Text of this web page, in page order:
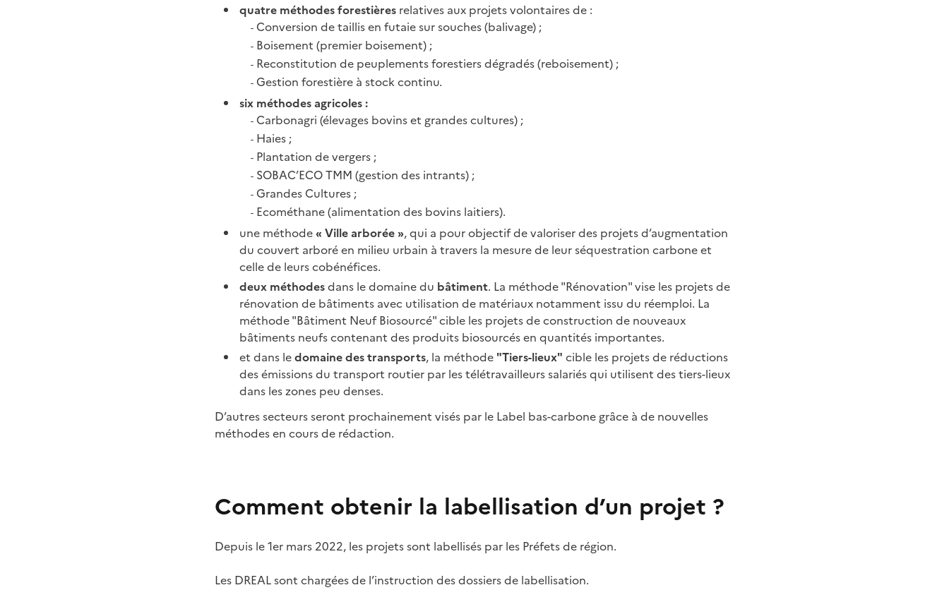
quatre méthodes forestières relatives aux projets volontaires de :
- Conversion de taillis en futaie sur souches (balivage) ;
- Boisement (premier boisement) ;
- Reconstitution de peuplements forestiers dégradés (reboisement) ;
- Gestion forestière à stock continu.
six méthodes agricoles :
- Carbonagri (élevages bovins et grandes cultures) ;
- Haies ;
- Plantation de vergers ;
- SOBAC’ECO TMM (gestion des intrants) ;
- Grandes Cultures ;
- Ecométhane (alimentation des bovins laitiers).
une méthode« Ville arborée », qui a pour objectif de valoriser des projets d’augmentation
du couvert arboré en milieu urbain à travers la mesure de leur séquestration carbone et
celle de leurs cobénéfices.
deux méthodesdans le domaine du bâtiment. La méthode "Rénovation" vise les projets de
rénovation de bâtiments avec utilisation de matériaux notamment issu du réemploi. La
méthode "Bâtiment Neuf Biosourcé" cible les projets de construction de nouveaux
bâtiments neufs contenant des produits biosourcés en quantités importantes.
et dans ledomaine des transports, la méthode "Tiers-lieux" cible les projets de réductions
des émissions du transport routier par les télétravailleurs salariés qui utilisent des tiers-lieux
dans les zones peu denses.
D’autres secteurs seront prochainement visés par le Label bas-carbone grâce à de nouvelles
méthodes en cours de rédaction.
Comment obtenir la labellisation d’un projet ?
Depuis le 1er mars 2022, les projets sont labellisés par les Préfets de région.
Les DREAL sont chargées de l’instruction des dossiers de labellisation.